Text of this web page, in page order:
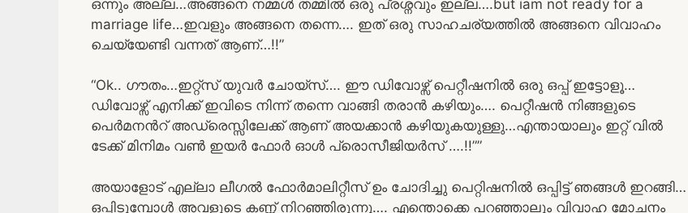
ഒന്നും അല്ല…അങ്ങനെ നമ്മൾ തമ്മിൽ ഒരു പ്രശ്നവും ഇല്ല….but iam not ready for a
marriage life…ഇവളും അങ്ങനെ തന്നെ…. ഇത് ഒരു സാഹചര്യത്തിൽ അങ്ങനെ വിവാഹം
ചെയ്യേണ്ടി വന്നത് ആണ്…!!”
“Ok.. ഗൗതം…ഇറ്റ്സ് യുവർ ചോയ്സ്…. ഈ ഡിവോഴ്സ് പെറ്റീഷനിൽ ഒരു ഒപ്പ് ഇട്ടോളൂ…
ഡിവോഴ്സ് എനിക്ക് ഇവിടെ നിന്ന് തന്നെ വാങ്ങി തരാൻ കഴിയും…. പെറ്റീഷൻ നിങ്ങളുടെ
പെർമനൻറ് അഡ്രെസ്സിലേക്ക് ആണ് അയക്കാൻ കഴിയുകയുള്ളു…എന്തായാലും ഇറ്റ് വിൽ
ടേക്ക് മിനിമം വൺ ഇയർ ഫോർ ഓൾ പ്രൊസീജിയർസ് ….!!””
അയാളോട് എല്ലാ ലീഗൽ ഫോർമാലിറ്റീസ് ഉം ചോദിച്ചു പെറ്റിഷനിൽ ഒപ്പിട്ട് ഞങ്ങൾ ഇറങ്ങി…
ഒപ്പിടുമ്പോൾ അവളുടെ കണ്ണ് നിറഞ്ഞിരുന്നു…. എന്തൊക്കെ പറഞ്ഞാലും വിവാഹ മോചനം